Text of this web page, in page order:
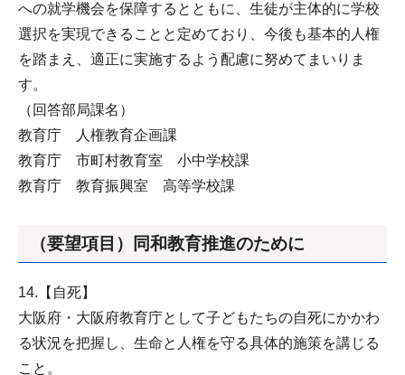
への就学機会を保障するとともに、生徒が主体的に学校
選択を実現できることと定めており、今後も基本的人権
を踏まえ、適正に実施するよう配慮に努めてまいりま
す。
（回答部局課名）
教育庁 人権教育企画課
教育庁 市町村教育室 小中学校課
教育庁 教育振興室 高等学校課
（要望項目）同和教育推進のために
14.【自死】
大阪府・大阪府教育庁として子どもたちの自死にかかわ
る状況を把握し、生命と人権を守る具体的施策を講じる
こと。